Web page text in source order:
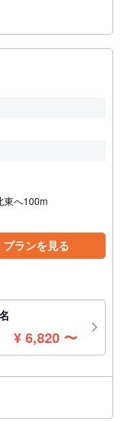
東へ100m
プランを見る
¥ 6,820 円
〜